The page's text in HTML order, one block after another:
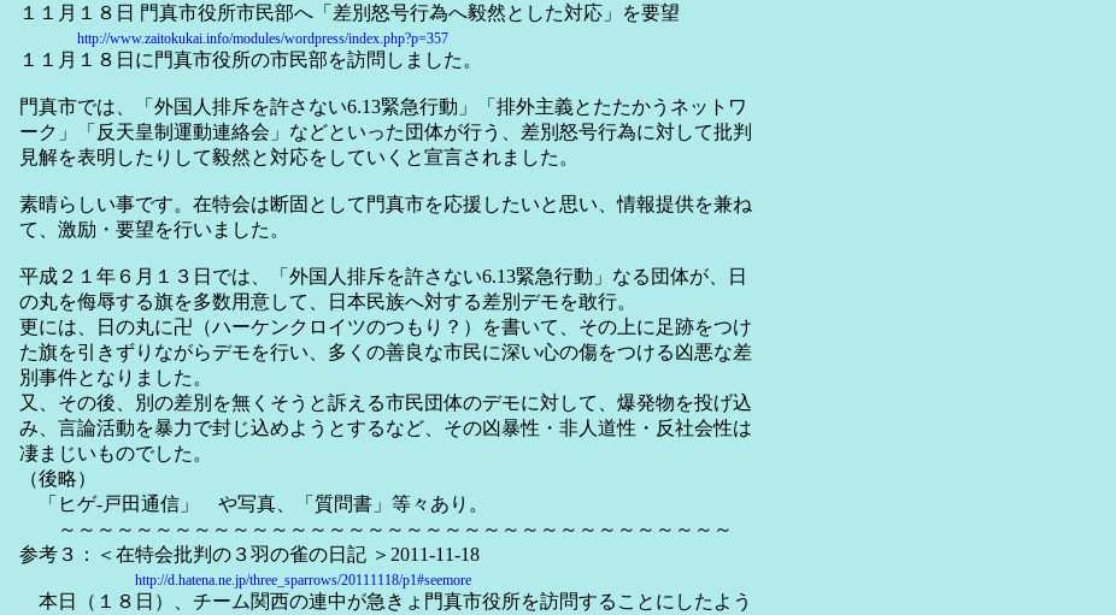
１１月１８日 門真市役所市民部へ「差別怒号行為へ毅然とした対応」を要望
http://www.zaitokukai.info/modules/wordpress/index.php?p=357
１１月１８日に門真市役所の市民部を訪問しました。
門真市では、「外国人排斥を許さない6.13緊急行動」「排外主義とたたかうネットワ
ーク」「反天皇制運動連絡会」などといった団体が行う、差別怒号行為に対して批判
見解を表明したりして毅然と対応をしていくと宣言されました。
素晴らしい事です。在特会は断固として門真市を応援したいと思い、情報提供を兼ね
て、激励・要望を行いました。
平成２１年６月１３日では、「外国人排斥を許さない6.13緊急行動」なる団体が、日
の丸を侮辱する旗を多数用意して、日本民族へ対する差別デモを敢行。
更には、日の丸に卍（ハーケンクロイツのつもり？）を書いて、その上に足跡をつけ
た旗を引きずりながらデモを行い、多くの善良な市民に深い心の傷をつける凶悪な差
別事件となりました。
又、その後、別の差別を無くそうと訴える市民団体のデモに対して、爆発物を投げ込
み、言論活動を暴力で封じ込めようとするなど、その凶暴性・非人道性・反社会性は
凄まじいものでした。
（後略）
「ヒゲ-戸田通信」 や写真、「質問書」等々あり。
～～～～～～～～～～～～～～～～～～～～～～～～～～～～～～～～～～～
参考３：＜在特会批判の３羽の雀の日記 ＞2011-11-18
http://d.hatena.ne.jp/three_sparrows/20111118/p1#seemore
本日（１８日）、チーム関西の連中が急きょ門真市役所を訪問することにしたよう